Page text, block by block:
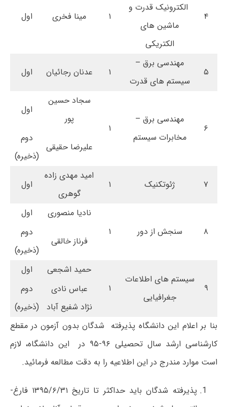
۴
الکترونیک قدرت و
ماشین های
الکتریکی
۱ مینا فخری اول
۵
مهندسی برق –
سیستم های قدرت
۱ عدنان رجائیان اول
۶
مهندسی برق –
مخابرات سیستم
۱
سجاد حسین
پور
اول
علیرضا حقیقی
دوم
(ذخیره)
۷ ژئوتکنیک ۱
امید مهدی زاده
گوهری
اول
۸ سنجش از دور ۱
نادیا منصوری اول
فرناز خالقی
دوم
(ذخیره)
۹
سیستم های اطلاعات
جغرافیایی
۱
حمید اشجعی
اول
عباس نادی
نژاد شفیع آباد
دوم
(ذخیره)
بنا بر اعلام این دانشگاه پذیرفته ­ شدگان بدون آزمون در مقطع
کارشناسی ارشد سال تحصیلی ۹۶-۹۵ در این دانشگاه، لازم
است موارد مندرج در این اطلاعیه را به دقت مطالعه فرمائید.
پذیرفته­ شدگان باید حداکثر تا تاریخ ۱۳۹۵/۶/۳۱ فارغ­